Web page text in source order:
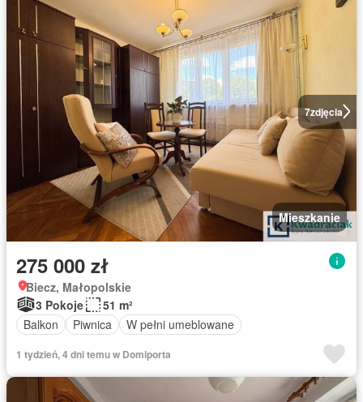
7zdjęcia
Mieszkanie
275 000 zł
Biecz, Małopolskie
3 Pokoje
51 m²
Balkon
Piwnica W pełni umeblowane
1 tydzień, 4 dni temu w Domiporta